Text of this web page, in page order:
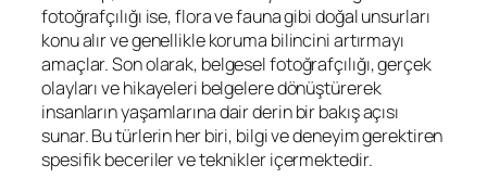
fotoğrafçılığı ise, flora ve fauna gibi doğal unsurları
konu alır ve genellikle koruma bilincini artırmayı
amaçlar. Son olarak, belgesel fotoğrafçılığı, gerçek
olayları ve hikayeleri belgelere dönüştürerek
insanların yaşamlarına dair derin bir bakış açısı
sunar. Bu türlerin her biri, bilgi ve deneyim gerektiren
spesifik beceriler ve teknikler içermektedir.